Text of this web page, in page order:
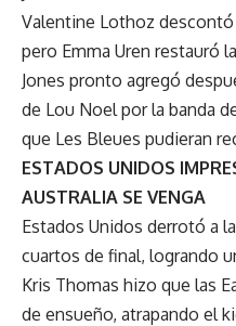
Valentine Lothoz
pero Emma Uren restauró
Jones pronto agregó
de Lou Noel por la banda
que Les Bleues pudieran
ESTADOS UNIDOS
AUSTRALIA SE VENGA
Estados Unidos derrotó a
cuartos de final, logrando
Kris Thomas hizo que las
de ensueño, atrapando el